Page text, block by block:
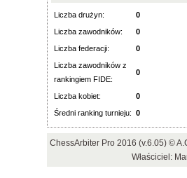
Liczba drużyn:
0
Liczba zawodników:
0
Liczba federacji:
0
Liczba zawodników z
rankingiem FIDE:
0
Liczba kobiet:
0
Średni ranking turnieju: 0
ChessArbiter Pro 2016 (v.6.05) ©
Właściciel: